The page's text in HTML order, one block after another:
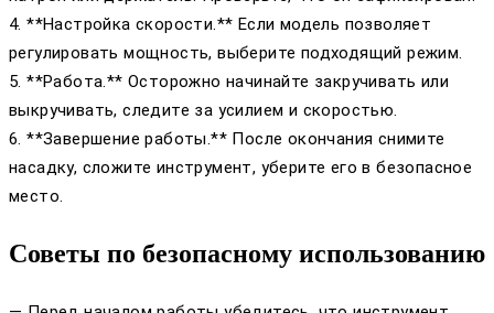
4. **Настройка скорости.** Если модель позволяет
регулировать мощность, выберите подходящий режим.
5. **Работа.** Осторожно начинайте закручивать или
выкручивать, следите за усилием и скоростью.
6. **Завершение работы.** После окончания снимите
насадку, сложите инструмент, уберите его в безопасное
место.
Советы по безопасному использованию